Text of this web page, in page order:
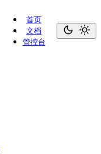
首页
文档
管控台